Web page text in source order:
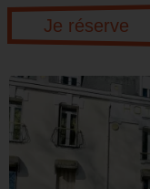
Je réserve